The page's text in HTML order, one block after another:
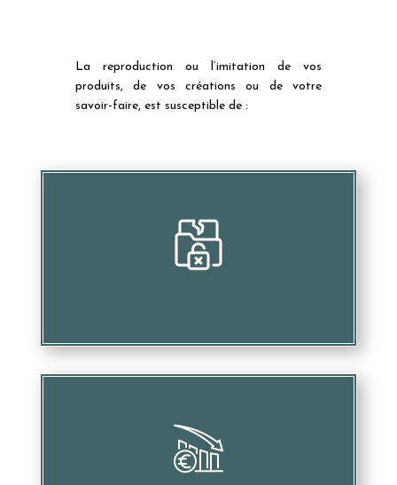
La reproduction ou l’imitation de vos
produits, de vos créations ou de votre
savoir-faire, est susceptible de :
Compromettre vos investissements
Provoquer des pertes financières considérables